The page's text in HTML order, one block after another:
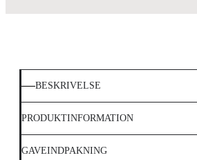
BESKRIVELSE
PRODUKTINFORMATION
GAVEINDPAKNING